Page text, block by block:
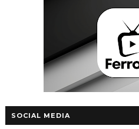
SOCIAL MEDIA